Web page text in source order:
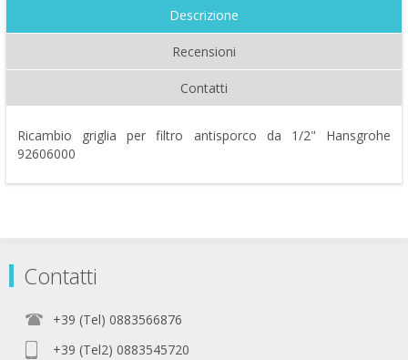
Descrizione
Recensioni
Contatti
Ricambio griglia per filtro antisporco da 1/2" Hansgrohe
92606000
Contatti
+39 (Tel) 0883566876
+39 (Tel2) 0883545720